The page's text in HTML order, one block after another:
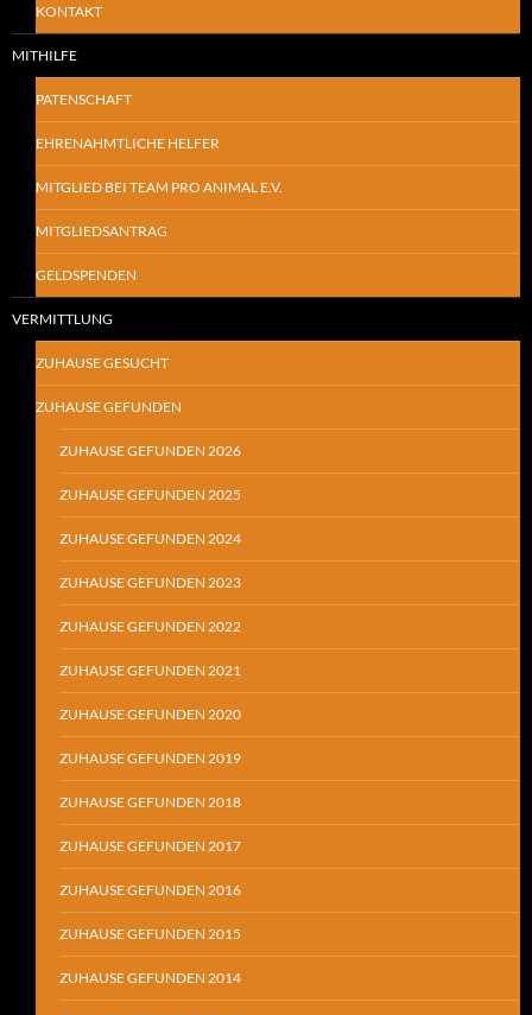
KONTAKT
MITHILFE
PATENSCHAFT
EHRENAHMTLICHE HELFER
MITGLIED BEI TEAM PRO ANIMAL E.V.
MITGLIEDSANTRAG
GELDSPENDEN
VERMITTLUNG
ZUHAUSE GESUCHT
ZUHAUSE GEFUNDEN
ZUHAUSE GEFUNDEN 2026
ZUHAUSE GEFUNDEN 2025
ZUHAUSE GEFUNDEN 2024
ZUHAUSE GEFUNDEN 2023
ZUHAUSE GEFUNDEN 2022
ZUHAUSE GEFUNDEN 2021
ZUHAUSE GEFUNDEN 2020
ZUHAUSE GEFUNDEN 2019
ZUHAUSE GEFUNDEN 2018
ZUHAUSE GEFUNDEN 2017
ZUHAUSE GEFUNDEN 2016
ZUHAUSE GEFUNDEN 2015
ZUHAUSE GEFUNDEN 2014